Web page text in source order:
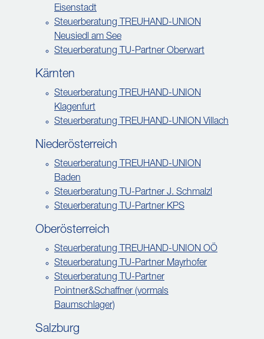
Eisenstadt
Steuerberatung TREUHAND-UNION
Neusiedl am See
Steuerberatung TU-Partner Oberwart
Kärnten
Steuerberatung TREUHAND-UNION
Klagenfurt
Steuerberatung TREUHAND-UNION Villach
Niederösterreich
Steuerberatung TREUHAND-UNION
Baden
Steuerberatung TU-Partner J. Schmalzl
Steuerberatung TU-Partner KPS
Oberösterreich
Steuerberatung TREUHAND-UNION OÖ
Steuerberatung TU-Partner Mayrhofer
Steuerberatung TU-Partner
Pointner&Schaffner (vormals
Baumschlager)
Salzburg